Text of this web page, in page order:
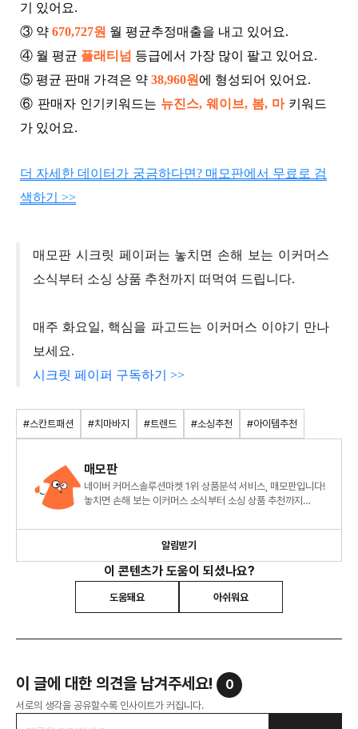
기 있어요.
③ 약 670,727원 월 평균추정매출을 내고 있어요.
④ 월 평균 플래티넘 등급에서 가장 많이 팔고 있어요.
⑤ 평균 판매 가격은 약 38,960원 에 형성되어 있어요.
⑥ 판매자 인기키워드는 뉴진스, 웨이브, 봄, 마 키워드
가 있어요.
더 자세한 데이터가 궁금하다면? 매모판에서 무료로 검
색하기 >>
매모판 시크릿 페이퍼는 놓치면 손해 보는 이커머스
소식부터 소싱 상품 추천까지 떠먹여 드립니다.
매주 화요일, 핵심을 파고드는 이커머스 이야기 만나
보세요.
시크릿 페이퍼 구독하기 >>
#스칸트패션 #치마바지 #트렌드 #소싱추천 #아이템추천
매모판
네이버 커머스솔루션마켓 1위 상품분석 서비스, 매모판입니다!
놓치면 손해 보는 이커머스 소식부터 소싱 상품 추천까지
알림받기
이 콘텐츠가 도움이 되셨나요?
도움돼요 아쉬워요
이 글에 대한 의견을 남겨주세요! 0
서로의 생각을 공유할수록 인사이트가 커집니다.